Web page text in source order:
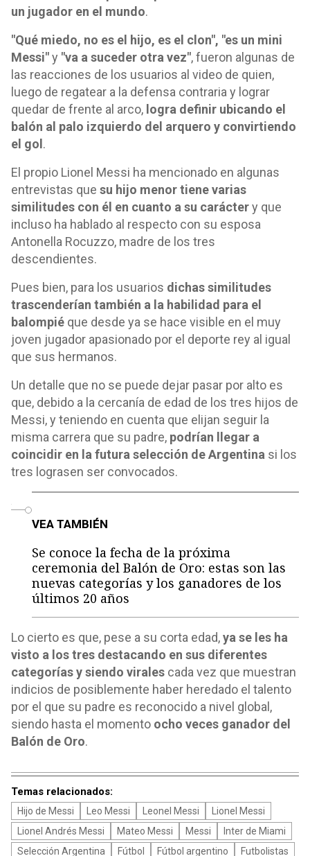
un jugador en el mundo.
"Qué miedo, no es el hijo, es el clon", "es un mini
Messi"y "va a suceder otra vez", fueron algunas de
las reacciones de los usuarios al video de quien,
luego de regatear a la defensa contraria y lograr
quedar de frente al arco, logra definir ubicando el
balón al palo izquierdo del arquero y convirtiendo
el gol .
El propio Lionel Messi ha mencionado en algunas
entrevistas que su hijo menor tiene varias
similitudes con él en cuanto a su caráctery que
incluso ha hablado al respecto con su esposa
Antonella Rocuzzo, madre de los tres
descendientes.
Pues bien, para los usuarios dichas similitudes
trascenderían también a la habilidad para el
balompié que desde ya se hace visible en el muy
joven jugador apasionado por el deporte rey al igual
que sus hermanos.
Un detalle que no se puede dejar pasar por alto es
que, debido a la cercanía de edad de los tres hijos de
Messi, y teniendo en cuenta que elijan seguir la
misma carrera que su padre, podrían llegar a
coincidir en la futura selección de Argentina si los
tres lograsen ser convocados.
VEA TAMBIÉN
Se conoce la fecha de la próxima
ceremonia del Balón de Oro: estas son las
nuevas categorías y los ganadores de los
últimos 20 años
Lo cierto es que, pese a su corta edad,ya se les ha
visto a los tres destacando en sus diferentes
categorías y siendo virales cada vez que muestran
indicios de posiblemente haber heredado el talento
por el que su padre es reconocido a nivel global,
siendo hasta el momento ocho veces ganador del
Balón de Oro.
Temas relacionados:
Hijo de Messi Leo Messi Leonel Messi
Lionel Messi
Lionel Andrés Messi
Mateo Messi Messi
Inter de Miami
Selección Argentina
Fútbol Fútbol argentino Futbolistas